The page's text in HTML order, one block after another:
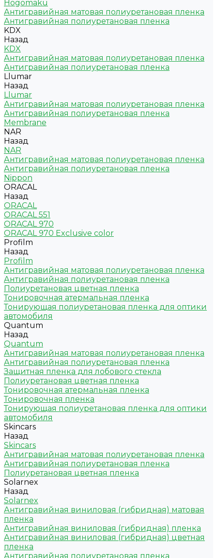
Hogomaku
Антигравийная матовая полиуретановая пленка
Антигравийная полиуретановая пленка
KDX
Назад
KDX
Антигравийная матовая полиуретановая пленка
Антигравийная полиуретановая пленка
Llumar
Назад
Llumar
Антигравийная матовая полиуретановая пленка
Антигравийная полиуретановая пленка
Membrane
NAR
Назад
NAR
Антигравийная матовая полиуретановая пленка
Антигравийная полиуретановая пленка
Nippon
ORACAL
Назад
ORACAL
ORACAL 551
ORACAL 970
ORACAL 970 Exclusive color
Profilm
Назад
Profilm
Антигравийная матовая полиуретановая пленка
Антигравийная полиуретановая пленка
Полиуретановая цветная пленка
Тонировочная атермальная пленка
Тонирующая полиуретановая пленка для оптики
автомобиля
Quantum
Назад
Quantum
Антигравийная матовая полиуретановая пленка
Антигравийная полиуретановая пленка
Защитная пленка для лобового стекла
Полиуретановая цветная пленка
Тонировочная атермальная пленка
Тонировочная пленка
Тонирующая полиуретановая пленка для оптики
автомобиля
Skincars
Назад
Skincars
Антигравийная матовая полиуретановая пленка
Антигравийная полиуретановая пленка
Полиуретановая цветная пленка
Solarnex
Назад
Solarnex
Антигравийная виниловая (гибридная) матовая
пленка
Антигравийная виниловая (гибридная) пленка
Антигравийная виниловая (гибридная) цветная
пленка
Антигравийная полиуретановая пленка